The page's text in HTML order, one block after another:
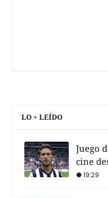
LO + LEÍDO
Juego
cine
19:29